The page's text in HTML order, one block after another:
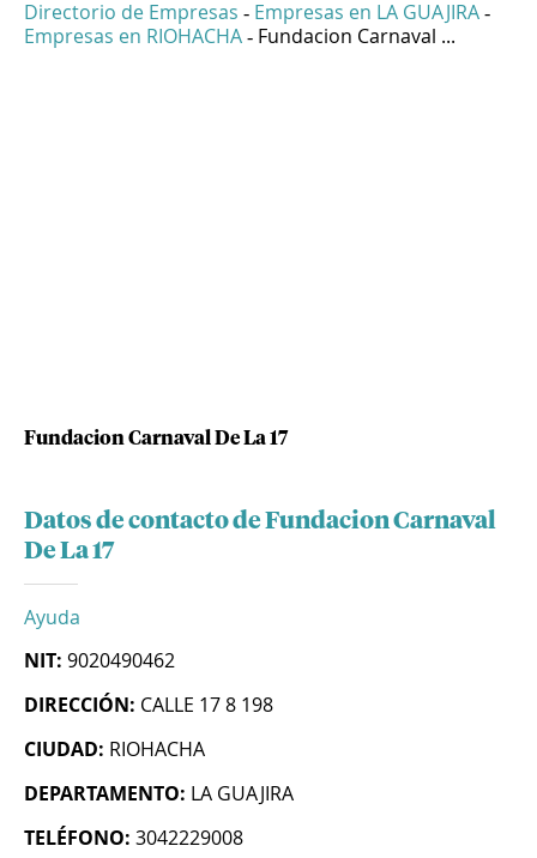
Directorio de Empresas - Empresas en LA GUAJIRA -
Empresas en RIOHACHA - Fundacion Carnaval ...
Fundacion Carnaval De La 17
Datos de contacto de Fundacion Carnaval
De La 17
Ayuda
NIT: 9020490462
DIRECCIÓN: CALLE 17 8 198
CIUDAD: RIOHACHA
DEPARTAMENTO: LA GUAJIRA
TELÉFONO: 3042229008